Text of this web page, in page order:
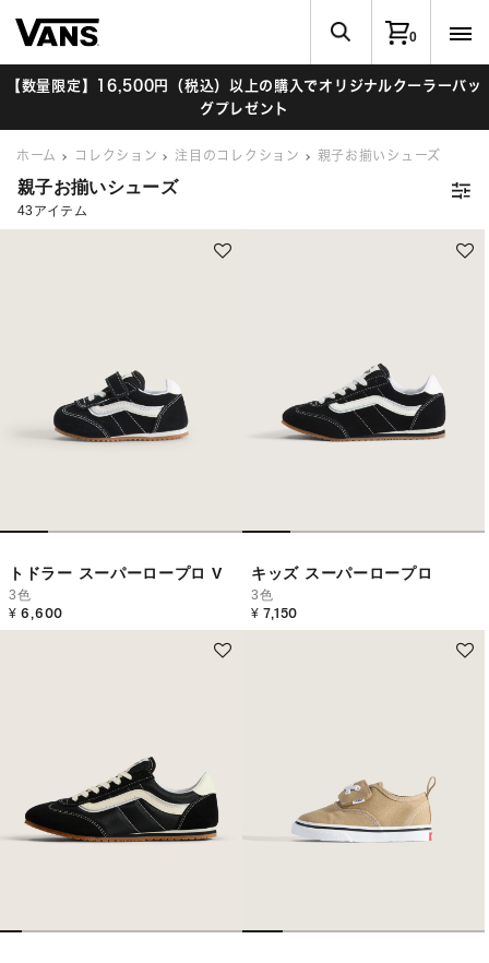
0
【数量限定】16,500円（税込）以上の購入でオリジナルクーラーバッ
グプレゼント
ホーム コレクション 注目のコレクション 親子お揃いシューズ
親子お揃いシューズ
トドラー スーパーロープロ V
3色
¥ 6,600
キッズ スーパーロープロ
3色
¥ 7,150